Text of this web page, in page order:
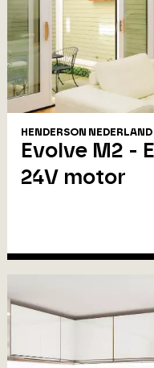
HENDERSON NEDERLAND
Evolve M2 -
24V motor